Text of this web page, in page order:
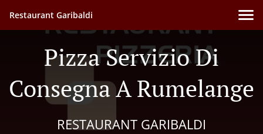
Restaurant Garibaldi
Pizza Servizio Di
Consegna A Rumelange
RESTAURANT GARIBALDI